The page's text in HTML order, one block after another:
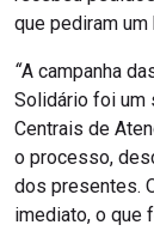
que pediram um
“A campanha
Solidário foi um
Centrais de
o processo,
dos presentes.
imediato, o que